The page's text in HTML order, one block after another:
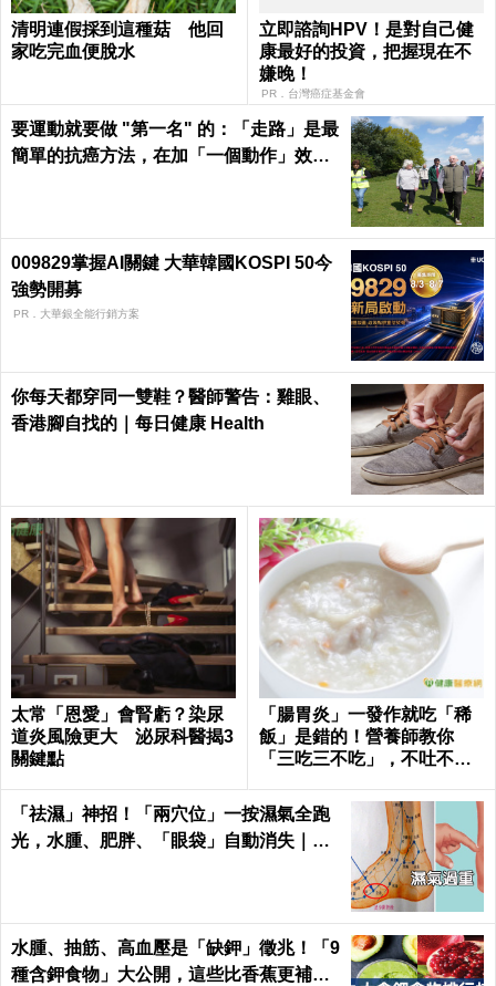
清明連假採到這種菇 他回
家吃完血便脫水
立即諮詢HPV！是對自己健
康最好的投資，把握現在不
嫌晚！
PR．台灣癌症基金會
要運動就要做 "第一名" 的：「走路」是最
簡單的抗癌方法，在加「一個動作」效果
009829掌握AI關鍵 大華韓國KOSPI 50今
強勢開募
PR．大華銀全能行銷方案
你每天都穿同一雙鞋？醫師警告：雞眼、
香港腳自找的｜每日健康 Health
太常「恩愛」會腎虧？染尿
道炎風險更大 泌尿科醫揭3
關鍵點
「腸胃炎」一發作就吃「稀
飯」是錯的！營養師教你
「三吃三不吃」，不吐不
Health
「祛濕」神招！「兩穴位」一按濕氣全跑
光，水腫、肥胖、「眼袋」自動消失｜每
水腫、抽筋、高血壓是「缺鉀」徵兆！「9
種含鉀食物」大公開，這些比香蕉更補鉀